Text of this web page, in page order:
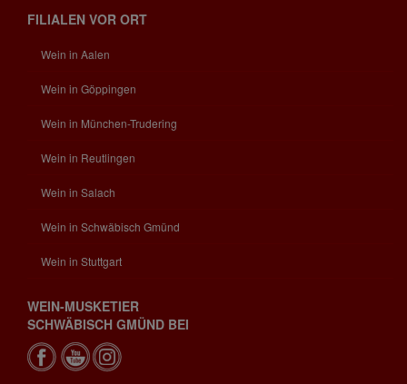
FILIALEN VOR ORT
Wein in Aalen
Wein in Göppingen
Wein in München-Trudering
Wein in Reutlingen
Wein in Salach
Wein in Schwäbisch Gmünd
Wein in Stuttgart
WEIN-MUSKETIER
SCHWÄBISCH GMÜND BEI